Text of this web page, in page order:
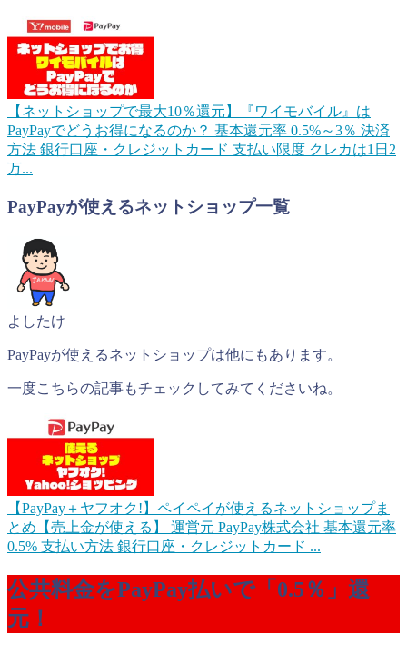
【ネットショップで最大10％還元】『ワイモバイル』は
PayPayでどうお得になるのか？ 基本還元率 0.5%～3％ 決済
方法 銀行口座・クレジットカード 支払い限度 クレカは1日2
万...
PayPayが使えるネットショップ一覧
よしたけ
PayPayが使えるネットショップは他にもあります。
一度こちらの記事もチェックしてみてくださいね。
【PayPay＋ヤフオク!】ペイペイが使えるネットショップま
とめ【売上金が使える】
運営元 PayPay株式会社 基本還元率
0.5% 支払い方法 銀行口座・クレジットカード ...
公共料金をPayPay払いで「0.5％」還
元！